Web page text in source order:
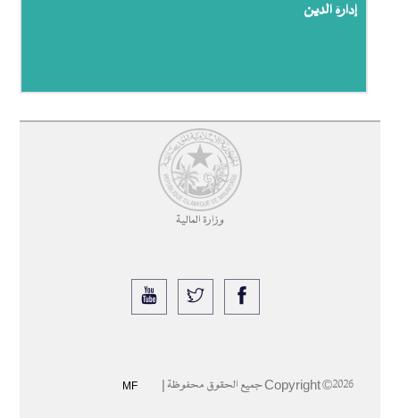
إدارة الدين
وزارة المالية
Copyright ©2026 جميع الحقوق محفوظة | MF